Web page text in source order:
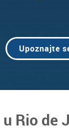
Upoznajte
Rio de